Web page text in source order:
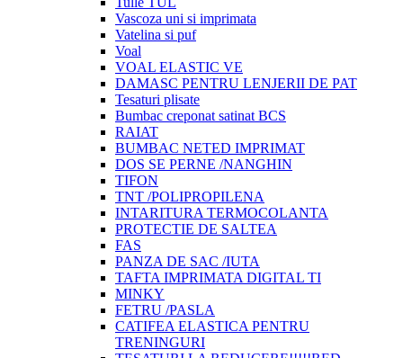
Vascoza uni si imprimata
Vatelina si puf
Voal
VOAL ELASTIC VE
DAMASC PENTRU LENJERII DE PAT
Tesaturi plisate
Bumbac creponat satinat BCS
RAIAT
BUMBAC NETED IMPRIMAT
DOS SE PERNE /NANGHIN
TIFON
TNT /POLIPROPILENA
INTARITURA TERMOCOLANTA
PROTECTIE DE SALTEA
FAS
PANZA DE SAC /IUTA
TAFTA IMPRIMATA DIGITAL TI
MINKY
FETRU /PASLA
CATIFEA ELASTICA PENTRU
TRENINGURI